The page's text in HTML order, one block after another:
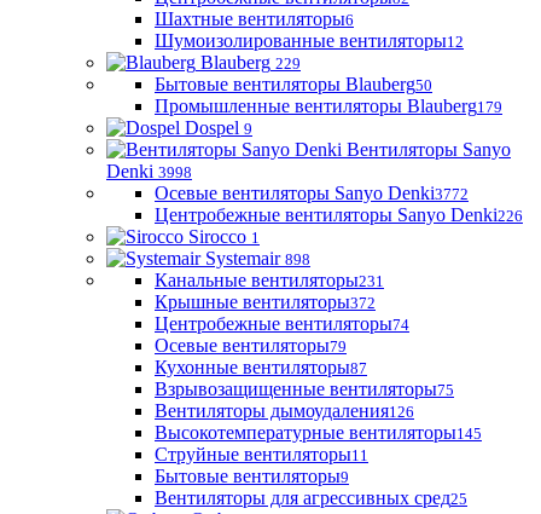
Шахтные вентиляторы6
Шумоизолированные вентиляторы12
Blauberg 229
Бытовые вентиляторы Blauberg50
Промышленные вентиляторы Blauberg179
Dospel 9
Вентиляторы Sanyo
Denki 3998
Осевые вентиляторы Sanyo Denki3772
Центробежные вентиляторы Sanyo Denki226
Sirocco 1
Systemair 898
Канальные вентиляторы231
Крышные вентиляторы372
Центробежные вентиляторы74
Осевые вентиляторы79
Кухонные вентиляторы87
Взрывозащищенные вентиляторы75
Вентиляторы дымоудаления126
Высокотемпературные вентиляторы145
Струйные вентиляторы11
Бытовые вентиляторы9
Вентиляторы для агрессивных сред25